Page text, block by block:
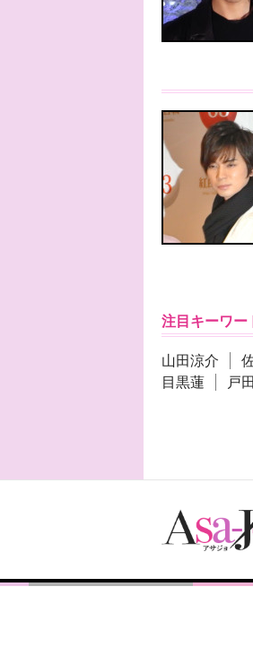
注目キーワー
山田涼介
目黒蓮
戸